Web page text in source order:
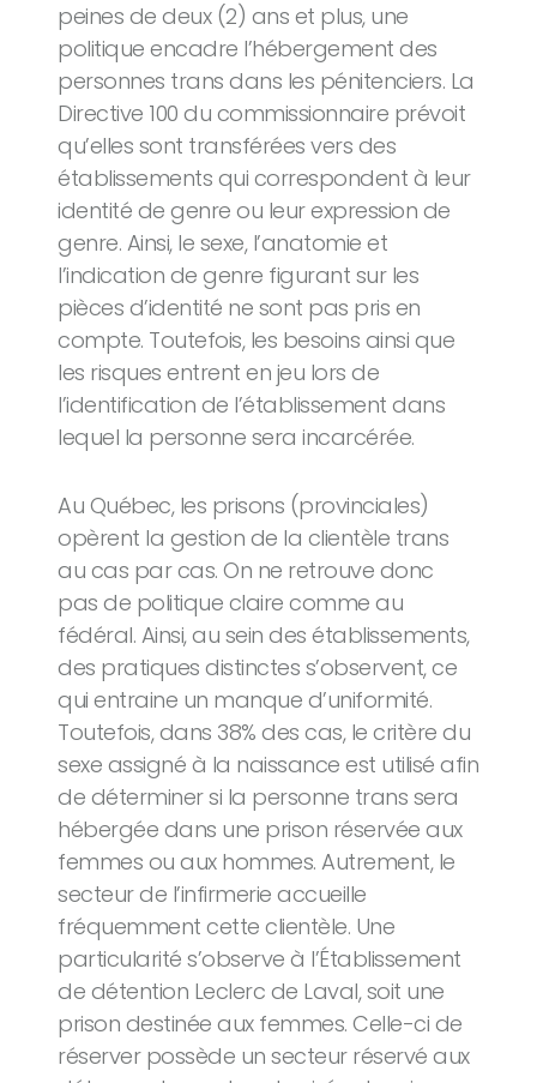
peines de deux (2) ans et plus, une
politique encadre l’hébergement des
personnes trans dans les pénitenciers. La
Directive 100 du commissionnaire prévoit
qu’elles sont transférées vers des
établissements qui correspondent à leur
identité de genre ou leur expression de
genre. Ainsi, le sexe, l’anatomie et
l’indication de genre figurant sur les
pièces d’identité ne sont pas pris en
compte. Toutefois, les besoins ainsi que
les risques entrent en jeu lors de
l’identification de l’établissement dans
lequel la personne sera incarcérée.
Au Québec, les prisons (provinciales)
opèrent la gestion de la clientèle trans
au cas par cas. On ne retrouve donc
pas de politique claire comme au
fédéral. Ainsi, au sein des établissements,
des pratiques distinctes s’observent, ce
qui entraine un manque d’uniformité.
Toutefois, dans 38% des cas, le critère du
sexe assigné à la naissance est utilisé afin
de déterminer si la personne trans sera
hébergée dans une prison réservée aux
femmes ou aux hommes. Autrement, le
secteur de l’infirmerie accueille
fréquemment cette clientèle. Une
particularité s’observe à l’Établissement
de détention Leclerc de Laval, soit une
prison destinée aux femmes. Celle-ci de
réserver possède un secteur réservé aux